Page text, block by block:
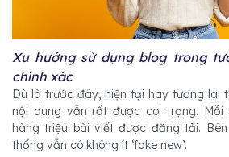
Xu hướng sử dụng blog trong
chính xác
Dù là trước đây, hiện tại hay tương lai
nội dung vẫn rất được coi trọng. Mỗi
hàng triệu bài viết được đăng tải.
thống vẫn có không ít ‘fake new’.